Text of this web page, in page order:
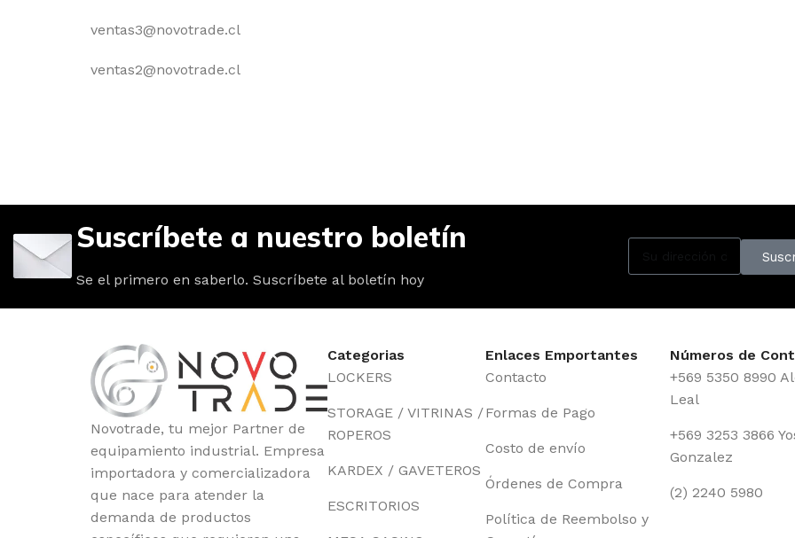
ventas3@novotrade.cl
ventas2@novotrade.cl
Suscríbete a nuestro boletín
Se el primero en saberlo. Suscríbete al boletín hoy
Novotrade, tu mejor Partner de
equipamiento industrial. Empresa
importadora y comercializadora
que nace para atender la
demanda de productos
Categorias
LOCKERS
STORAGE / VITRINAS /
ROPEROS
KARDEX / GAVETEROS
ESCRITORIOS
Enlaces Emportantes
Contacto
Formas de Pago
Costo de envío
Órdenes de Compra
Política de Reembolso y
Números de
+569 5350 8990
Leal
+569 3253 3866
Gonzalez
(2) 2240 5980